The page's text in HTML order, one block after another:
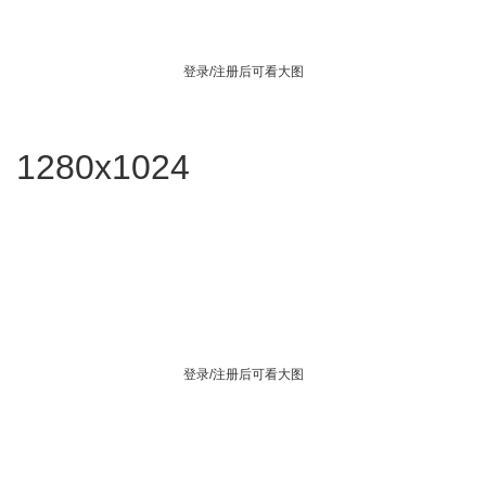
登录/注册后可看大图
1280x1024
登录/注册后可看大图